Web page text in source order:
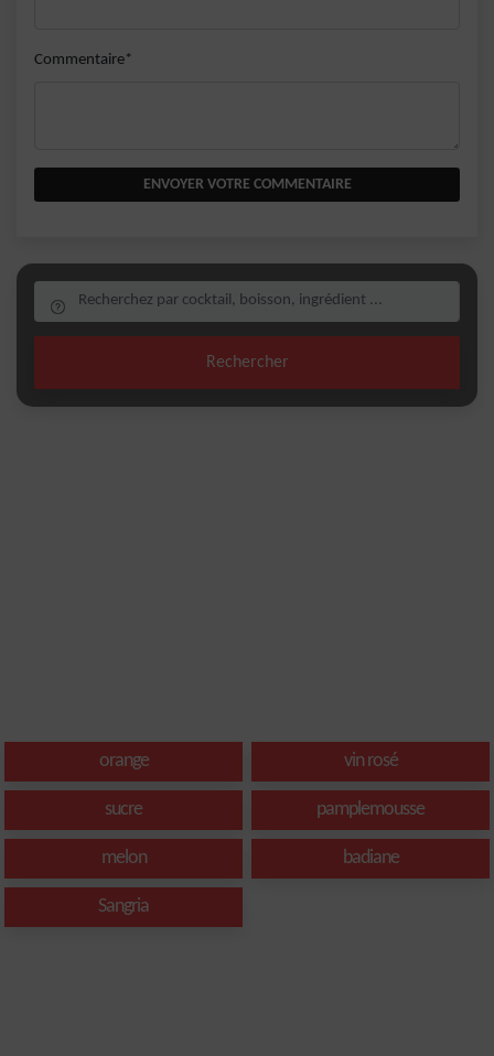
Commentaire*
ENVOYER VOTRE COMMENTAIRE
Rechercher
orange vin rosé
sucre pamplemousse
melon badiane
Sangria